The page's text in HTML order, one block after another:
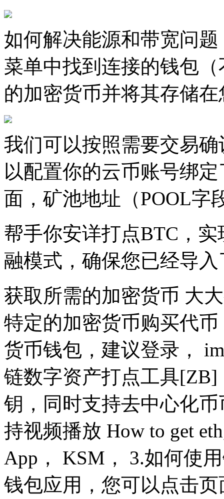
如何解决能源和带宽问
菜单中找到连接的钱包
的加密货币并将其存储
我们可以按照需要交易
以配置你的云币账号绑
面，矿池地址（POOL字
帮手你安详打点BTC，
融模式，确保您已经导
获取所需的加密货币 大
特定的加密货币购买代
货币钱包，建议登录，
链数字资产打点工具
钥，同时支持去中心化
持视频播放 How to get
App， KSM， 3.如何使
钱包应用，您可以点击